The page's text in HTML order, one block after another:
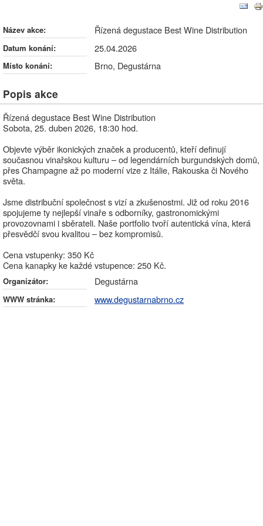
Název akce: Řízená degustace Best Wine Distribution
Datum konání: 25.04.2026
Místo konání: Brno, Degustárna
Popis akce
Řízená degustace Best Wine Distribution
Sobota, 25. duben 2026, 18:30 hod.
Objevte výběr ikonických značek a producentů, kteří definují
současnou vinařskou kulturu – od legendárních burgundských domů,
přes Champagne až po moderní vize z Itálie, Rakouska či Nového
světa.
Jsme distribuční společnost s vizí a zkušenostmi. Již od roku 2016
spojujeme ty nejlepší vinaře s odborníky, gastronomickými
provozovnami i sběrateli. Naše portfolio tvoří autentická vína, která
přesvědčí svou kvalitou – bez kompromisů.
Cena vstupenky: 350 Kč
Cena kanapky ke každé vstupence: 250 Kč.
Organizátor: Degustárna
WWW stránka: www.degustarnabrno.cz